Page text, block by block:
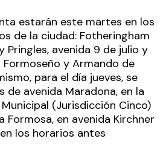
estarán este martes en los
de la ciudad: Fotheringham
Pringles, avenida 9 de julio y
Formoseño y Armando de
para el día jueves, se
de avenida Maradona, en la
(Jurisdicción Cinco)
Formosa, en avenida Kirchner
los horarios antes